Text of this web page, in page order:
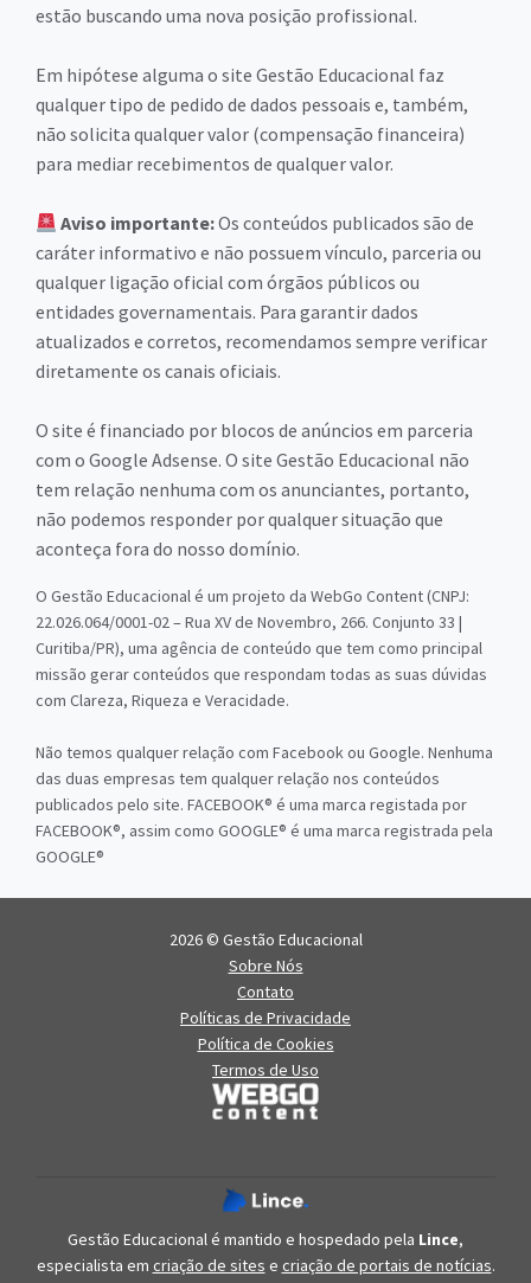
estão buscando uma nova posição profissional.
Em hipótese alguma o site Gestão Educacional faz
qualquer tipo de pedido de dados pessoais e, também,
não solicita qualquer valor (compensação financeira)
para mediar recebimentos de qualquer valor.
Aviso importante:Os conteúdos publicados são de
caráter informativo e não possuem vínculo, parceria ou
qualquer ligação oficial com órgãos públicos ou
entidades governamentais. Para garantir dados
atualizados e corretos, recomendamos sempre verificar
diretamente os canais oficiais.
O site é financiado por blocos de anúncios em parceria
com o Google Adsense. O site Gestão Educacional não
tem relação nenhuma com os anunciantes, portanto,
não podemos responder por qualquer situação que
aconteça fora do nosso domínio.
O Gestão Educacional é um projeto da WebGo Content (CNPJ:
22.026.064/0001-02 – Rua XV de Novembro, 266. Conjunto 33 |
Curitiba/PR), uma agência de conteúdo que tem como principal
missão gerar conteúdos que respondam todas as suas dúvidas
com Clareza, Riqueza e Veracidade.
Não temos qualquer relação com Facebook ou Google. Nenhuma
das duas empresas tem qualquer relação nos conteúdos
publicados pelo site. FACEBOOK® é uma marca registada por
FACEBOOK®, assim como GOOGLE® é uma marca registrada pela
GOOGLE®
2026 © Gestão Educacional
Sobre Nós
Contato
Políticas de Privacidade
Política de Cookies
Termos de Uso
Gestão Educacional é mantido e hospedado pela Lince,
especialista em criação de sites e criação de portais de notícias.